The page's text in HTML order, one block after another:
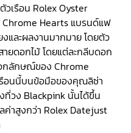
วเรือน Rolex Oyster
Hearts แบรนด์แฟ
และผลงานมากมาย โดยตัว
ยดอกไม้ โดยแต่ละกลีบดอก
กลักษณ์ของ Chrome
รือนนี้บนข้อมือของคุณลิซ่า
ที่วง Blackpink นั้นได้ขึ้น
ค่าสูงกว่า Rolex Datejust